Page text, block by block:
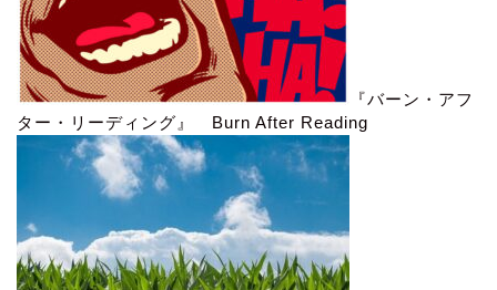
『バーン・アフ
ター・リーディング』 Burn After Reading